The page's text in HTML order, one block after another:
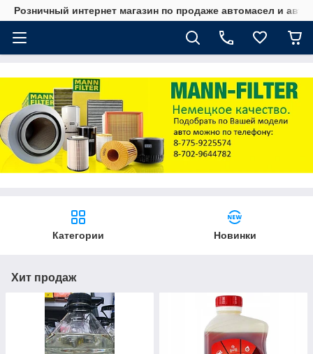
Розничный интернет магазин по продаже автомасел и
Категории Новинки
Хит продаж